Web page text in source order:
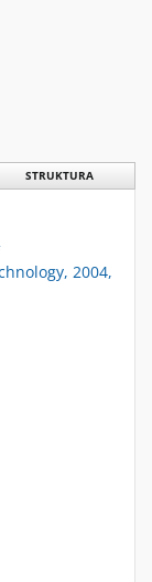
STRUKTURA
2004,